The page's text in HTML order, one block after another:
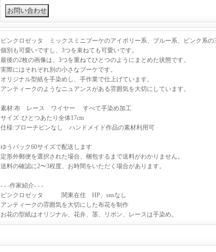
ピンクロゼッタ ミックスミニブーケのアイボリー系、ブルー系、ピンク系の3
個別も可愛いですし、3つを束ねても可愛いです。
最後の2枚の画像は、3つを重ねてひとつのようにまとめた状態です。
実際にはそれぞれ別の小さなブーケです。
オリジナル型紙を手染めし、手作業で仕上げています。
アンティークのようなニュアンスがある雰囲気を大切にしています。
素材:布 レース ワイヤー すべて手染め加工
サイズ :ひとつあたり全体17cm
仕様:ブローチピンなし ハンドメイド作品の素材利用可
ゆうパック60サイズで配送します
定形外郵便を選択された場合、梱包するまで送料がわかりません。
送料の確認に2〜3程度、お時間をいただく場合があります。
- - -作家紹介- - -
ピンクロゼッタ 関東在住 HP、snsなし
アンティークの雰囲気を大切にした布花を制作
お花の型紙はオリジナル、花弁、茎、リボン、レースは手染め。